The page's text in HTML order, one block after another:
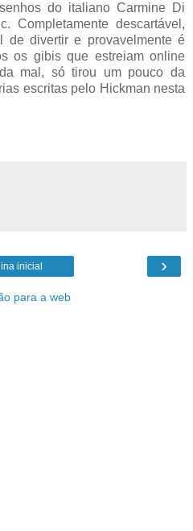
do italiano Carmine Di
Completamente descartável,
de divertir e provavelmente é
os gibis que estreiam online
mal, só tirou um pouco da
escritas pelo Hickman nesta
›
inicial
para a web